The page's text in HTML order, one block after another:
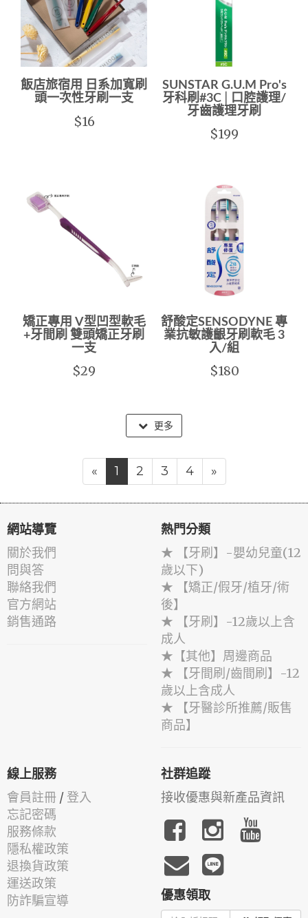
飯店旅宿用 日系加寬刷
頭一次性牙刷一支
$16
SUNSTAR G.U.M Pro's
牙科刷#3C│口腔護理/
牙齒護理牙刷
$199
矯正專用 V型凹型軟毛
+牙間刷 雙頭矯正牙刷
一支
$29
舒酸定SENSODYNE 專
業抗敏護齦牙刷軟毛 3
入/組
$180
更多
« 1 2 3 4 »
網站導覽
關於我們
問與答
聯絡我們
官方網站
銷售通路
熱門分類
★ 【牙刷】-嬰幼兒童(12
歲以下)
★ 【矯正/假牙/植牙/術
後】
★ 【牙刷】-12歲以上含
成人
★【其他】周邊商品
★ 【牙間刷/齒間刷】-12
歲以上含成人
★ 【牙醫診所推薦/販售
商品】
線上服務
會員註冊 / 登入
忘記密碼
服務條款
隱私權政策
退換貨政策
運送政策
防詐騙宣導
社群追蹤
接收優惠與新產品資訊
優惠領取